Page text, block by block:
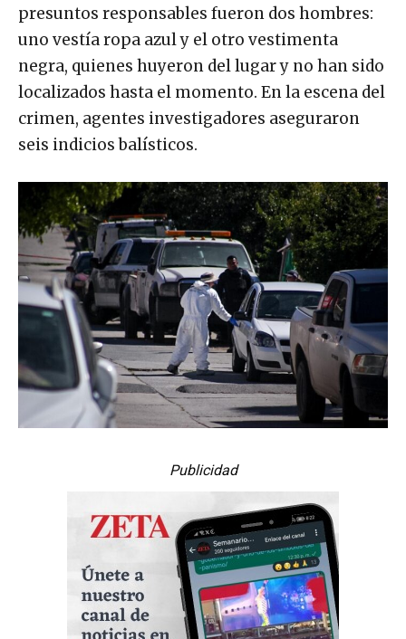
presuntos responsables fueron dos hombres:
uno vestía ropa azul y el otro vestimenta
negra, quienes huyeron del lugar y no han sido
localizados hasta el momento. En la escena del
crimen, agentes investigadores aseguraron
seis indicios balísticos.
Publicidad